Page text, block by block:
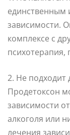
зависимости.
комплексе с
психотерапия,
2. Не подходит
Продетоксон
зависимости
алкоголя или
лечения